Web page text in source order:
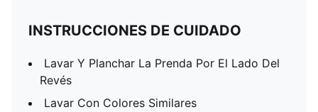
INSTRUCCIONES DE CUIDADO
Lavar Y Planchar La Prenda Por El Lado Del
Revés
Lavar Con Colores Similares